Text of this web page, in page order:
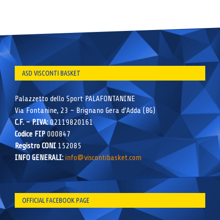
ASD VISCONTI BASKET
Palazzetto dello Sport PALAFONTANINE
Via Fontanine, 23 – Brignano Gera d’Adda (BG)
C.F. – P.IVA:02119820161
Codice FIP000847
Registro CONI 152085
INFO GENERALI: info@viscontibasket.com
OFFICIAL FACEBOOK PAGE